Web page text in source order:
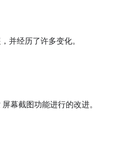
并经历了许多变化。
幕截图功能进行的改进。